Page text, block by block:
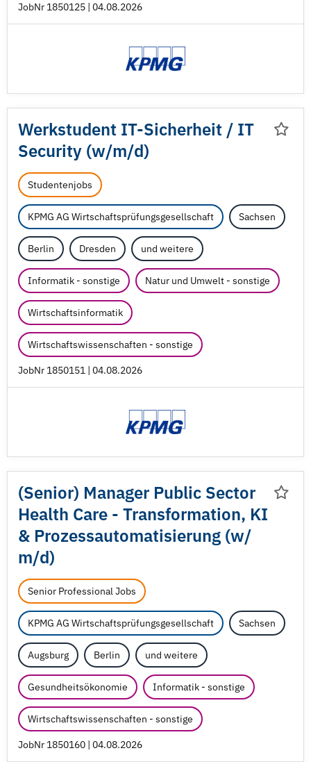
JobNr 1850125 | 04.08.2026
Werkstudent IT-Sicherheit / IT
Security (w/m/d)
Studentenjobs
KPMG AG Wirtschaftsprüfungsgesellschaft Sachsen
Berlin Dresden und weitere
Informatik - sonstige Natur und Umwelt - sonstige
Wirtschaftsinformatik
Wirtschaftswissenschaften - sonstige
JobNr 1850151 | 04.08.2026
(Senior) Manager Public Sector
Health Care - Transformation, KI
& Prozessautomatisierung (w/
m/d)
Senior Professional Jobs
KPMG AG Wirtschaftsprüfungsgesellschaft Sachsen
Augsburg Berlin und weitere
Gesundheitsökonomie Informatik - sonstige
Wirtschaftswissenschaften - sonstige
JobNr 1850160 | 04.08.2026